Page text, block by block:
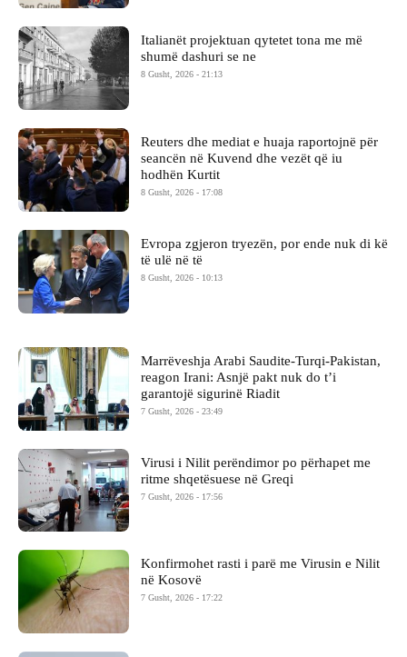
Italianët projektuan qytetet tona me më
shumë dashuri se ne
8 Gusht, 2026 - 21:13
Reuters dhe mediat e huaja raportojnë për
seancën në Kuvend dhe vezët që iu
hodhën Kurtit
8 Gusht, 2026 - 17:08
Evropa zgjeron tryezën, por ende nuk di kë
të ulë në të
8 Gusht, 2026 - 10:13
Marrëveshja Arabi Saudite-Turqi-Pakistan,
reagon Irani: Asnjë pakt nuk do t’i
garantojë sigurinë Riadit
7 Gusht, 2026 - 23:49
Virusi i Nilit perëndimor po përhapet me
ritme shqetësuese në Greqi
7 Gusht, 2026 - 17:56
Konfirmohet rasti i parë me Virusin e Nilit
në Kosovë
7 Gusht, 2026 - 17:22